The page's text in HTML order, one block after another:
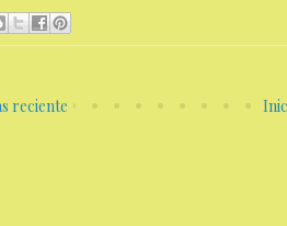
reciente